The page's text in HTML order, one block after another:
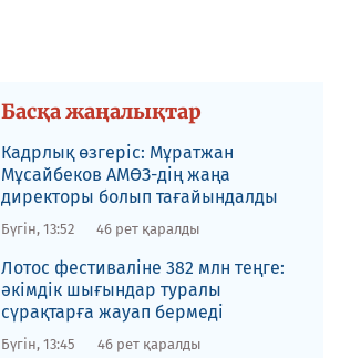
Басқа жаңалықтар
Кадрлық өзгеріс: Мұратжан
Мұсайбеков АМӨЗ-дің жаңа
директоры болып ​тағайындалды
Бүгін, 13:52 46 рет қаралды
Лотос фестиваліне​ 382 млн теңге:
әкімдік шығындар туралы
сүрақтарға жауап бермеді
Бүгін, 13:45 46 рет қаралды